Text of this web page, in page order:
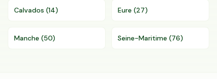
Calvados (14) Eure (27)
Manche (50) Seine-Maritime (76)